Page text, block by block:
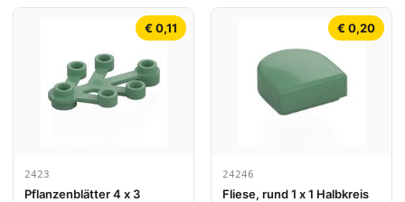
€ 0,11
2423
Pflanzenblätter 4 x 3
€ 0,20
24246
Fliese, rund 1 x 1 Halbkreis